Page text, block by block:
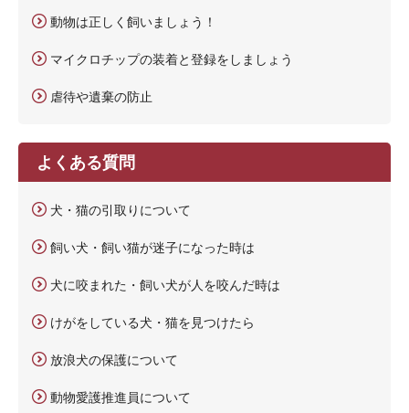
動物は正しく飼いましょう！
マイクロチップの装着と登録をしましょう
虐待や遺棄の防止
よくある質問
犬・猫の引取りについて
飼い犬・飼い猫が迷子になった時は
犬に咬まれた・飼い犬が人を咬んだ時は
けがをしている犬・猫を見つけたら
放浪犬の保護について
動物愛護推進員について